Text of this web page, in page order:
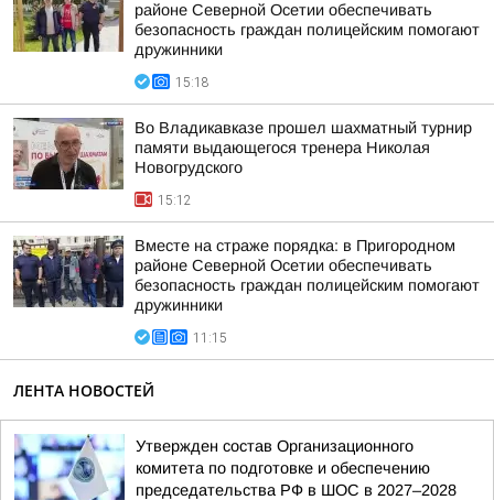
районе Северной Осетии обеспечивать
безопасность граждан полицейским помогают
дружинники
15:18
Во Владикавказе прошел шахматный турнир
памяти выдающегося тренера Николая
Новогрудского
15:12
Вместе на страже порядка: в Пригородном
районе Северной Осетии обеспечивать
безопасность граждан полицейским помогают
дружинники
11:15
ЛЕНТА НОВОСТЕЙ
Утвержден состав Организационного
комитета по подготовке и обеспечению
председательства РФ в ШОС в 2027–2028